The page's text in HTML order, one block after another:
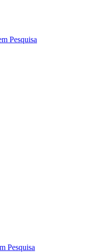
Pesquisa
Pesquisa